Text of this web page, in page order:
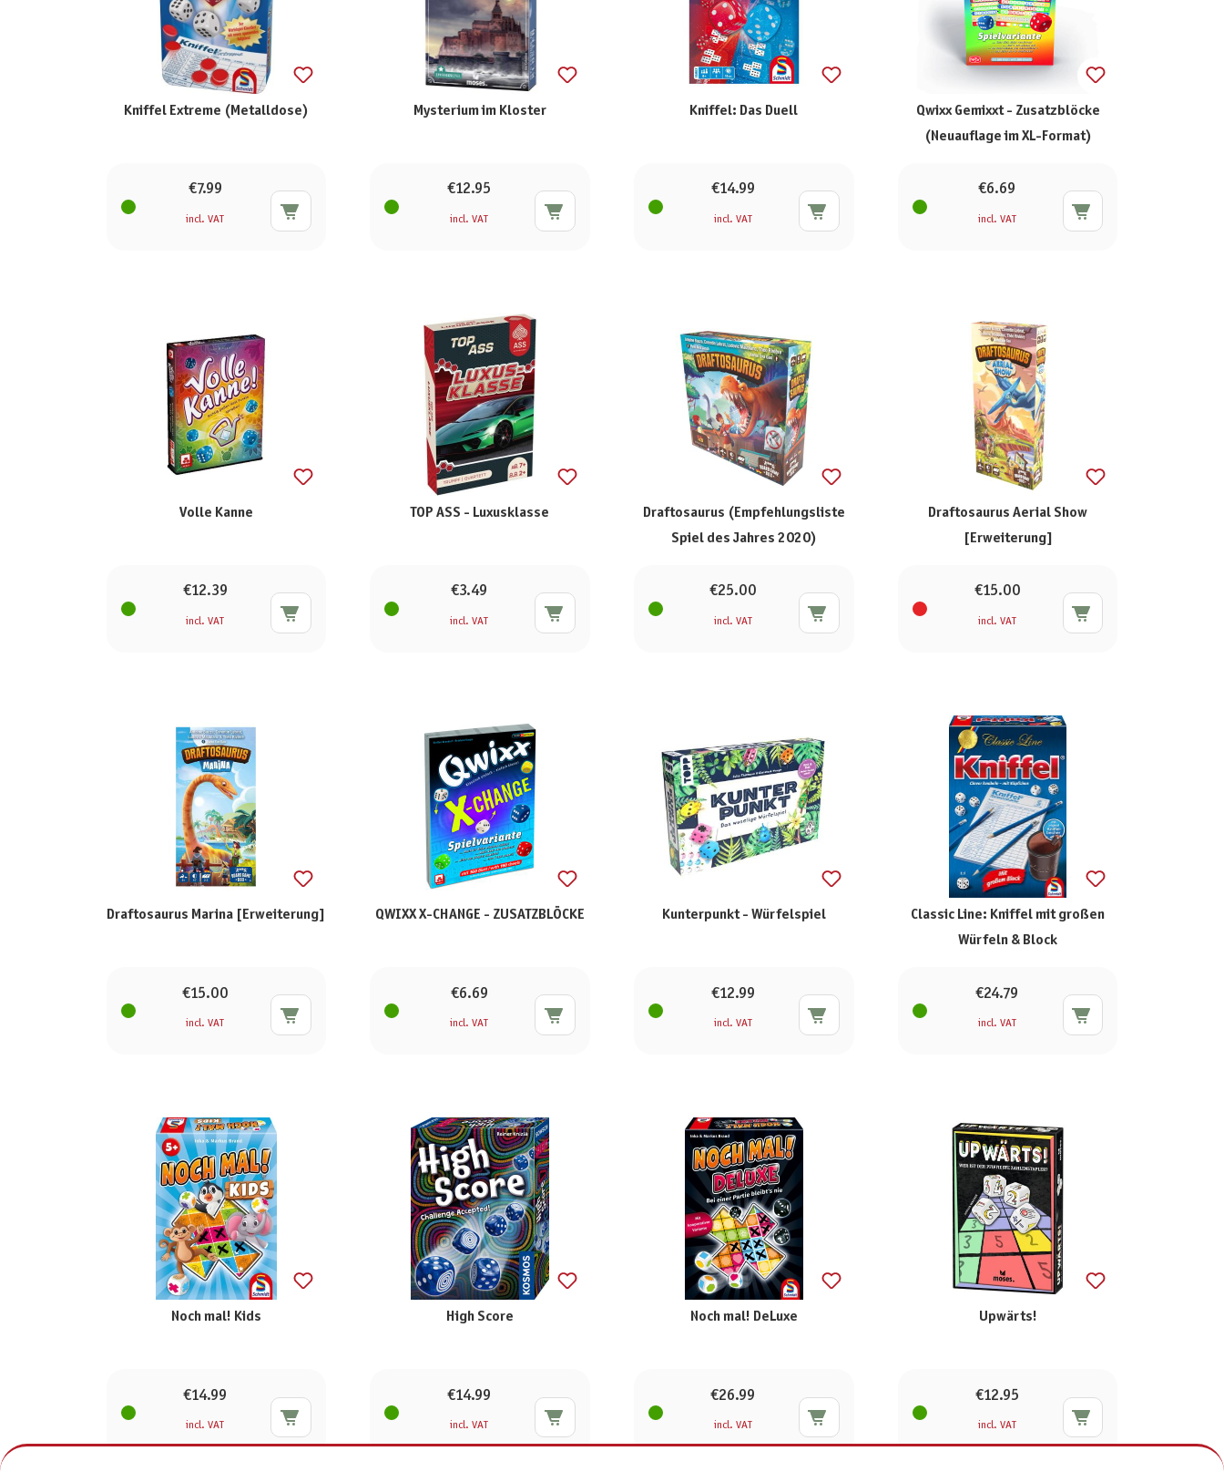
Kniffel Extreme (Metalldose)
€7.99
incl. VAT
Mysterium im Kloster
€12.95
incl. VAT
Kniffel: Das Duell
€14.99
incl. VAT
Qwixx Gemixxt - Zusatzblöcke
(Neuauflage im XL-Format)
€6.69
incl. VAT
Volle Kanne
€12.39
incl. VAT
TOP ASS - Luxusklasse
€3.49
incl. VAT
Draftosaurus (Empfehlungsliste
Spiel des Jahres 2020)
€25.00
incl. VAT
Draftosaurus Aerial Show
[Erweiterung]
€15.00
incl. VAT
Draftosaurus Marina [Erweiterung]
€15.00
incl. VAT
QWIXX X-CHANGE - ZUSATZBLÖCKE
€6.69
incl. VAT
Kunterpunkt - Würfelspiel
€12.99
incl. VAT
Classic Line: Kniffel mit großen
Würfeln & Block
€24.79
incl. VAT
Noch mal! Kids
€14.99
incl. VAT
High Score
€14.99
incl. VAT
Noch mal! DeLuxe
€26.99
incl. VAT
Upwärts!
€12.95
incl. VAT